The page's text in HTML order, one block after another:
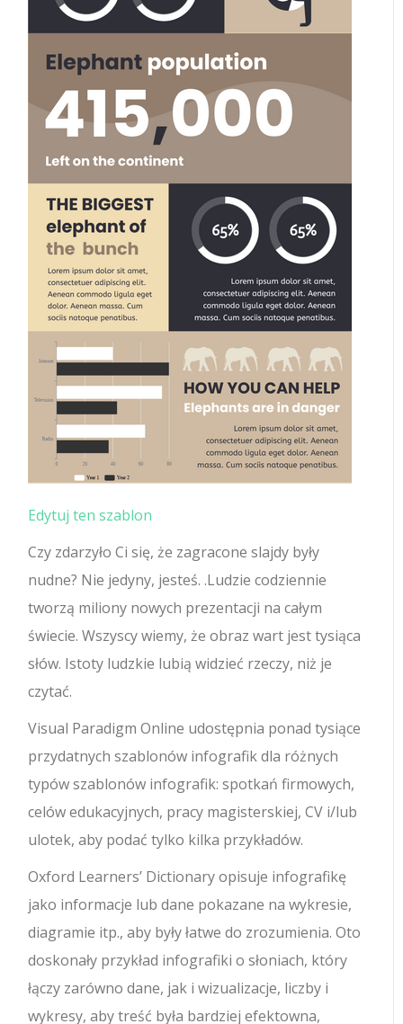
Edytuj ten szablon
Czy zdarzyło Ci się, że zagracone slajdy były
nudne? Nie jedyny, jesteś. .Ludzie codziennie
tworzą miliony nowych prezentacji na całym
świecie. Wszyscy wiemy, że obraz wart jest tysiąca
słów. Istoty ludzkie lubią widzieć rzeczy, niż je
czytać.
Visual Paradigm Online udostępnia ponad tysiące
przydatnych szablonów infografik dla różnych
typów szablonów infografik: spotkań firmowych,
celów edukacyjnych, pracy magisterskiej, CV i/lub
ulotek, aby podać tylko kilka przykładów.
Oxford Learners’ Dictionary opisuje infografikę
jako informacje lub dane pokazane na wykresie,
diagramie itp., aby były łatwe do zrozumienia. Oto
doskonały przykład infografiki o słoniach, który
łączy zarówno dane, jak i wizualizacje, liczby i
wykresy, aby treść była bardziej efektowna,